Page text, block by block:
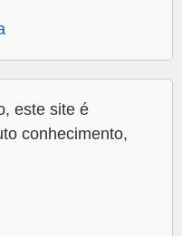
este site é
conhecimento,